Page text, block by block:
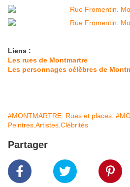
Liens :
Les rues de Montmartre
Les personnages célèbres de
#MONTMARTRE. Rues et places.
Peintres.Artistes.Clébrités
Partager